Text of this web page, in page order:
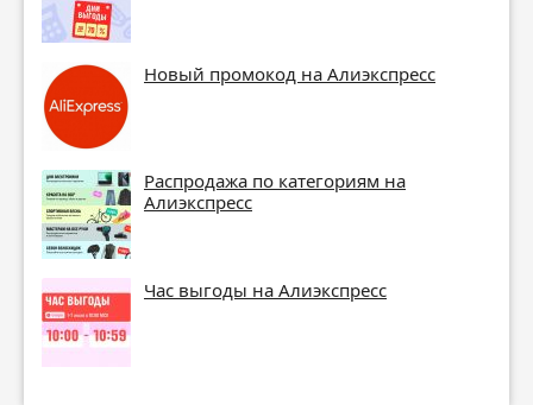
Новый промокод на Алиэкспресс
Распродажа по категориям на
Алиэкспресс
Час выгоды на Алиэкспресс